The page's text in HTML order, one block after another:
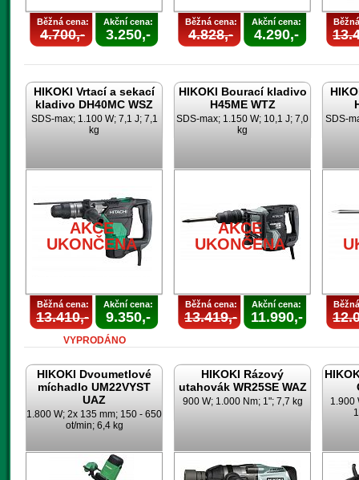
Běžná cena:
4.700,-
Akční cena:
3.250,-
Běžná cena:
4.828,-
Akční cena:
4.290,-
HIKOKI Vrtací a sekací
kladivo DH40MC WSZ
SDS-max; 1.100 W; 7,1 J; 7,1
kg
AKCE
UKONČENA
Běžná cena:
13.410,-
Akční cena:
9.350,-
VYPRODÁNO
HIKOKI Bourací kladivo
H45ME WTZ
SDS-max; 1.150 W; 10,1 J; 7,0
kg
AKCE
UKONČENA
Běžná cena:
13.419,-
Akční cena:
11.990,-
SDS-
HIKOKI Dvoumetlové
míchadlo UM22VYST
UAZ
1.800 W; 2x 135 mm; 150 - 650
ot/min; 6,4 kg
HIKOKI Rázový
utahovák WR25SE WAZ
900 W; 1.000 Nm; 1"; 7,7 kg
1.900